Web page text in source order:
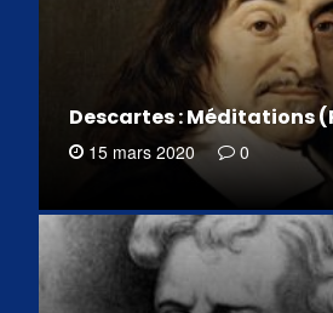
Descartes : Méditations
15 mars 2020 0